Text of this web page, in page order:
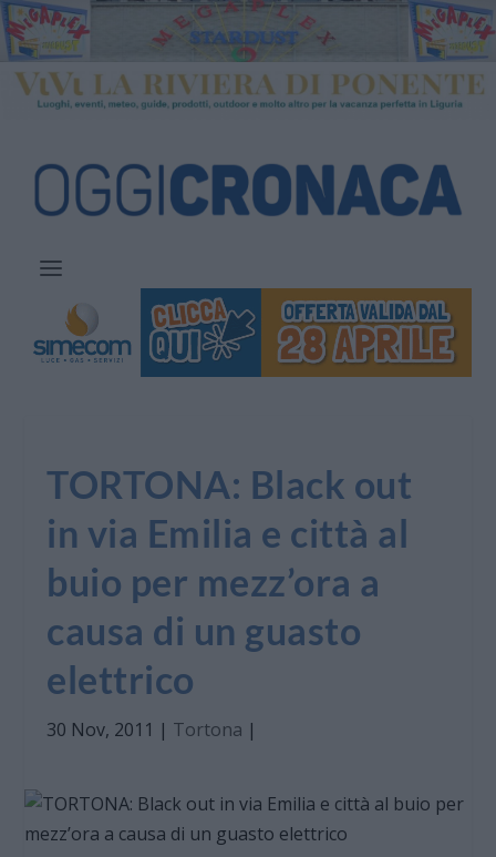
TORTONA: Black out
in via Emilia e città al
buio per mezz’ora a
causa di un guasto
elettrico
30 Nov, 2011 | Tortona |